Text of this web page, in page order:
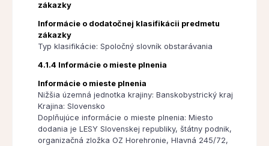
zákazky
Informácie o dodatočnej klasifikácii predmetu
zákazky
Typ klasifikácie: Spoločný slovník obstarávania
4.1.4 Informácie o mieste plnenia
Informácie o mieste plnenia
Nižšia územná jednotka krajiny: Banskobystrický kraj
Krajina: Slovensko
Doplňujúce informácie o mieste plnenia: Miesto
dodania je LESY Slovenskej republiky, štátny podnik,
organizačná zložka OZ Horehronie, Hlavná 245/72,